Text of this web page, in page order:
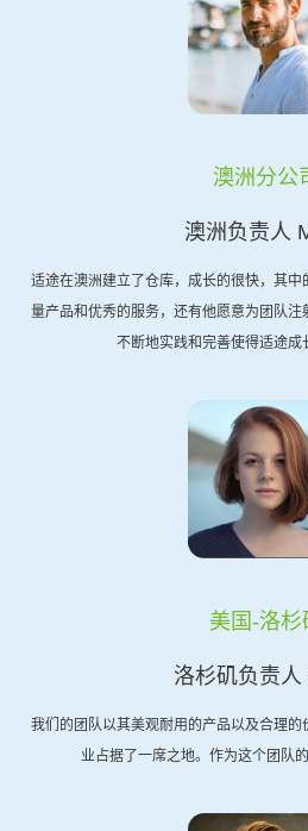
澳洲分公
澳洲负责人
适途在澳洲建立了仓库，成长的很快，其
量产品和优秀的服务，还有他愿意为团队注
不断地实践和完善使得适途成
美国-洛杉
洛杉矶负责人
我们的团队以其美观耐用的产品以及合理
业占据了一席之地。作为这个团队